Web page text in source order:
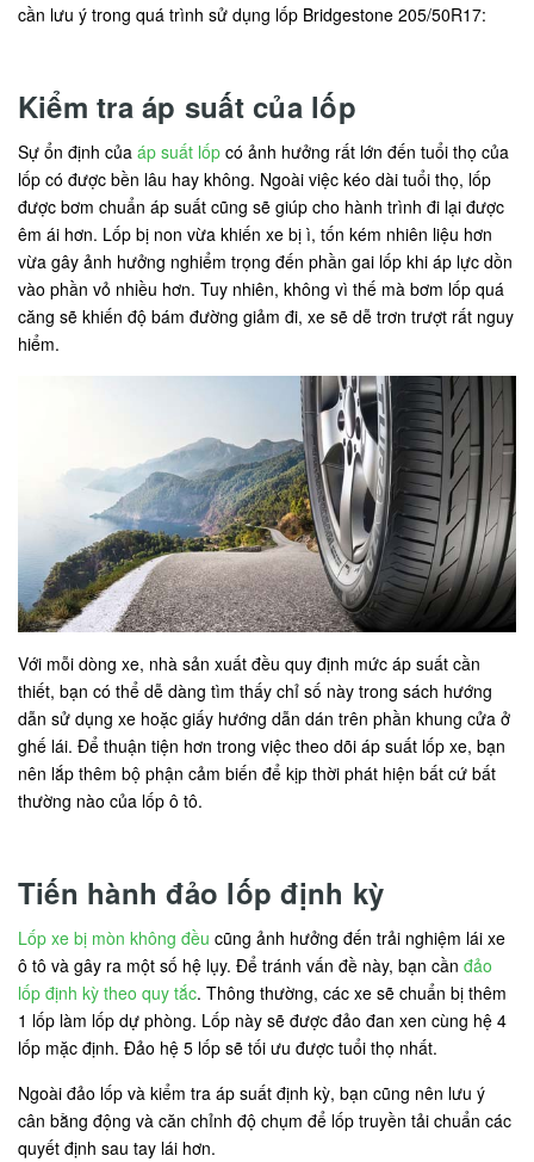
cần lưu ý trong quá trình sử dụng lốp Bridgestone 205/50R17:
Kiểm tra áp suất của lốp
Sự ổn định của áp suất lốp có ảnh hưởng rất lớn đến tuổi thọ của
lốp có được bền lâu hay không. Ngoài việc kéo dài tuổi thọ, lốp
được bơm chuẩn áp suất cũng sẽ giúp cho hành trình đi lại được
êm ái hơn. Lốp bị non vừa khiến xe bị ì, tốn kém nhiên liệu hơn
vừa gây ảnh hưởng nghiểm trọng đến phần gai lốp khi áp lực dồn
vào phần vỏ nhiều hơn. Tuy nhiên, không vì thế mà bơm lốp quá
căng sẽ khiến độ bám đường giảm đi, xe sẽ dễ trơn trượt rất nguy
hiểm.
Với mỗi dòng xe, nhà sản xuất đều quy định mức áp suất cần
thiết, bạn có thể dễ dàng tìm thấy chỉ số này trong sách hướng
dẫn sử dụng xe hoặc giấy hướng dẫn dán trên phần khung cửa ở
ghế lái. Để thuận tiện hơn trong việc theo dõi áp suất lốp xe, bạn
nên lắp thêm bộ phận cảm biến để kịp thời phát hiện bất cứ bất
thường nào của lốp ô tô.
Tiến hành đảo lốp định kỳ
Lốp xe bị mòn không đều cũng ảnh hưởng đến trải nghiệm lái xe
ô tô và gây ra một số hệ lụy. Để tránh vấn đề này, bạn cần đảo
lốp định kỳ theo quy tắc. Thông thường, các xe sẽ chuẩn bị thêm
1 lốp làm lốp dự phòng. Lốp này sẽ được đảo đan xen cùng hệ 4
lốp mặc định. Đảo hệ 5 lốp sẽ tối ưu được tuổi thọ nhất.
Ngoài đảo lốp và kiểm tra áp suất định kỳ, bạn cũng nên lưu ý
cân bằng động và căn chỉnh độ chụm để lốp truyền tải chuẩn các
quyết định sau tay lái hơn.